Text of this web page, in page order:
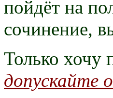
пойдёт на
сочинение,
Только хочу
допускайте